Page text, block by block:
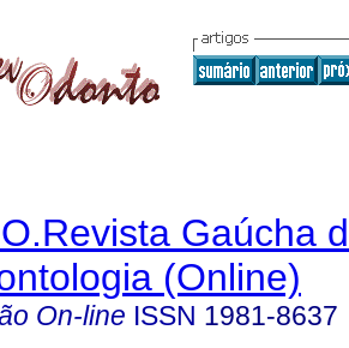
Gaúcha
(Online)
On-line ISSN 1981-8637